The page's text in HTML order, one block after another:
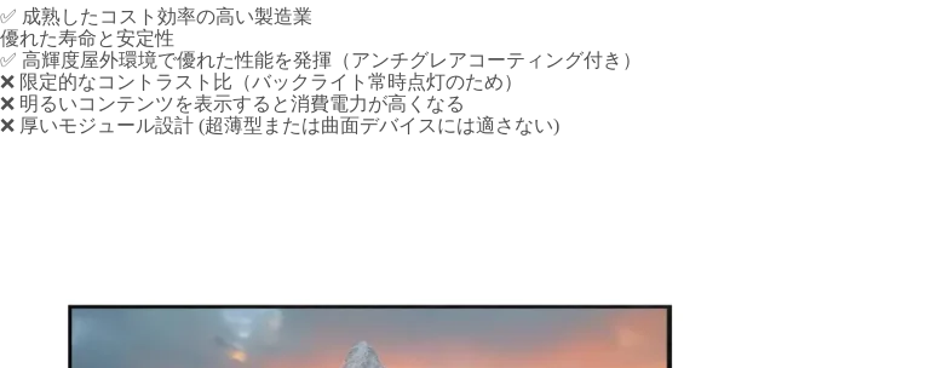
✅ 成熟したコスト効率の高い製造業
優れた寿命と安定性
✅ 高輝度屋外環境で優れた性能を発揮（アンチグレアコーティング付き）
❌ 限定的なコントラスト比（バックライト常時点灯のため）
❌ 明るいコンテンツを表示すると消費電力が高くなる
❌ 厚いモジュール設計 (超薄型または曲面デバイスには適さない)